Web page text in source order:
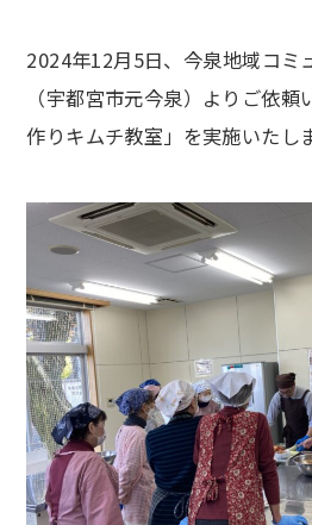
2024年12月5日、今泉地域コミ
（宇都宮市元今泉）よりご依
作りキムチ教室」を実施いたし